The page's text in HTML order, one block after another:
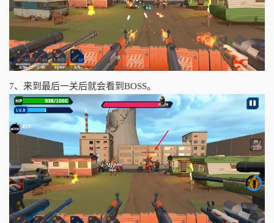
7、来到最后一关后就会看到BOSS。